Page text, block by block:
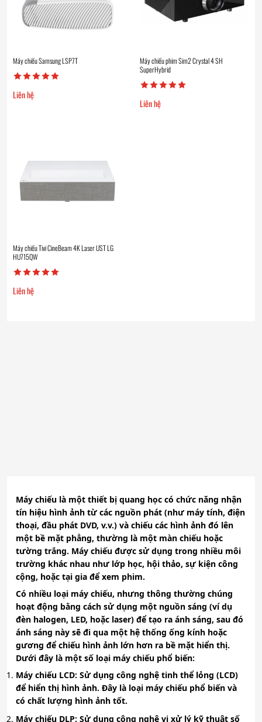
Máy chiếu Samsung LSP7T
Liên hệ
Máy chiếu phim Sim2 Crystal 4 SH
SuperHybrid
Liên hệ
Máy chiếu Tivi CineBeam 4K Laser UST LG
HU715QW
Liên hệ
Máy chiếu là một thiết bị quang học có chức năng nhận
tín hiệu hình ảnh từ các nguồn phát (như máy tính, điện
thoại, đầu phát DVD, v.v.) và chiếu các hình ảnh đó lên
một bề mặt phẳng, thường là một màn chiếu hoặc
tường trắng. Máy chiếu được sử dụng trong nhiều môi
trường khác nhau như lớp học, hội thảo, sự kiện công
cộng, hoặc tại gia để xem phim.
Có nhiều loại máy chiếu, nhưng thông thường chúng
hoạt động bằng cách sử dụng một nguồn sáng (ví dụ
đèn halogen, LED, hoặc laser) để tạo ra ánh sáng, sau đó
ánh sáng này sẽ đi qua một hệ thống ống kính hoặc
gương để chiếu hình ảnh lớn hơn ra bề mặt hiển thị.
Dưới đây là một số loại máy chiếu phổ biến:
Máy chiếu LCD: Sử dụng công nghệ tinh thể lỏng (LCD)
để hiển thị hình ảnh. Đây là loại máy chiếu phổ biến và
có chất lượng hình ảnh tốt.
Máy chiếu DLP: Sử dụng công nghệ vi xử lý kỹ thuật số